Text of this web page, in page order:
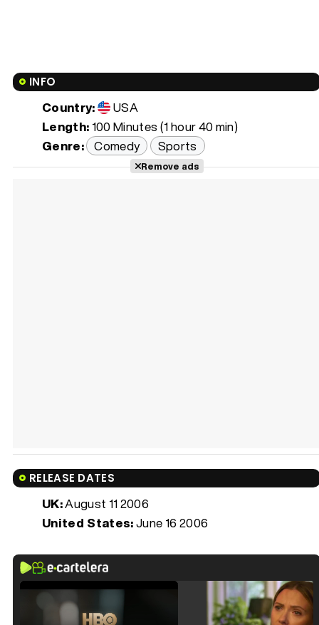
INFO
Country:
USA
Length: 100 Minutes (1 hour 40 min)
Genre: Comedy Sports
Remove ads
RELEASE DATES
UK:August 11 2006
United States:June 16 2006